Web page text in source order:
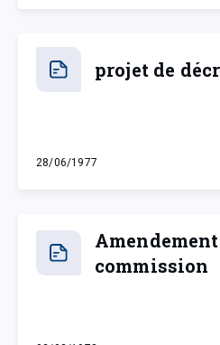
projet de
28/06/1977
mardi 28 juin 1977
commission